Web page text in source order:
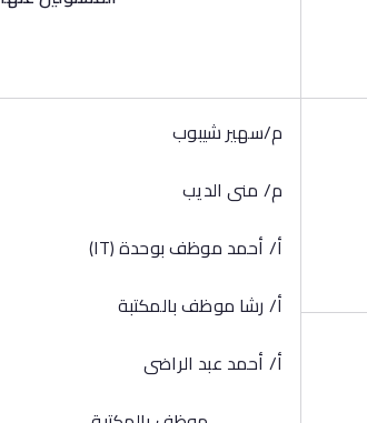
م/سهير شيبوب
م/ منى الديب
أ/ أحمد موظف بوحدة (IT)
أ/ رشا موظف بالمكتبة
أ/ أحمد عبد الراضى